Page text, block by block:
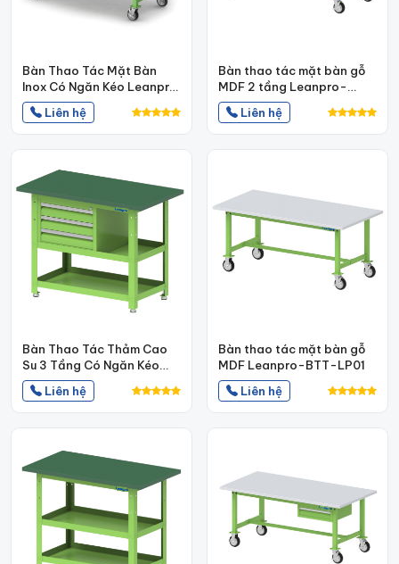
Bàn Thao Tác Mặt Bàn
Inox Có Ngăn Kéo Leanpro
BTT-LP05
Liên hệ
Bàn thao tác mặt bàn gỗ
MDF 2 tầng Leanpro-
BTT-LP02
Liên hệ
Bàn Thao Tác Thảm Cao
Su 3 Tầng Có Ngăn Kéo
Leanpro BTT-LP16
Liên hệ
Bàn thao tác mặt bàn gỗ
MDF Leanpro-BTT-LP01
Liên hệ